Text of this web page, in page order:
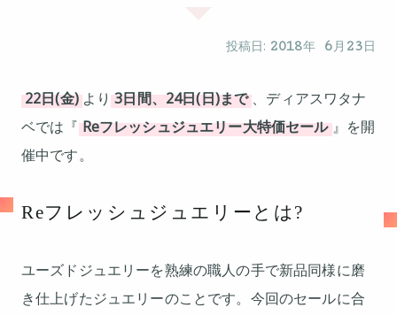
投稿日: 2018年 6 月 23 日
22日(金)より3日間、24日(日)まで 、ディアスワタナ
ベでは『 Reフレッシュジュエリー大特価セール』を開
催中です。
Reフレッシュジュエリーとは?
ユーズドジュエリーを熟練の職人の手で新品同様に磨
き仕上げたジュエリーのことです。今回のセールに合